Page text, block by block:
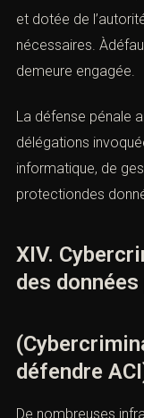
Dans les structures
délégation de
valable peut, sous
personnelle.
La jurisprudence
antérieure aux faits,
l’autonomie
pénale du dirigeant
délégations
sécurité